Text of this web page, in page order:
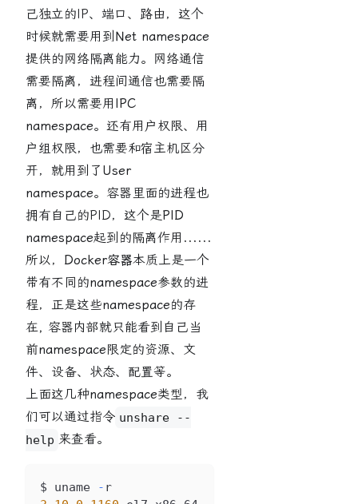
己独立的IP、端口、路由，这个
时候就需要用到 Net namespace
提供的网络隔离能力。网络通信
需要隔离，进程间通信也需要隔
离，所以需要用 IPC
namespace。还有用户权限、用
户组权限，也需要和宿主机区分
开，就用到了 User
namespace。容器里面的进程也
拥有自己的PID，这个是PID
namespace起到的隔离作用......
所以， Docker容器本质上是一个
带有不同的namespace参数的进
程，正是这些namespace的存
在, 容器内部就只能看到自己当
前namespace限定的资源、文
件、设备、状态、配置等。
上面这几种namespace类型，我
们可以通过指令 unshare --
help 来查看。
$ uname - r